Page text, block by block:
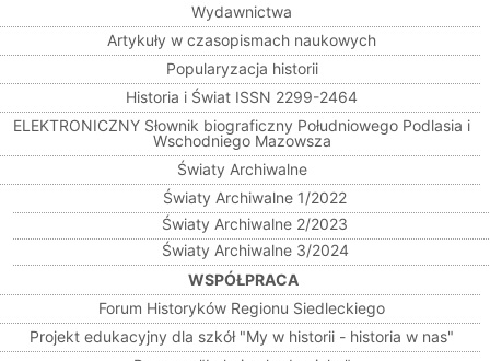
Wydawnictwa
Artykuły w czasopismach naukowych
Popularyzacja historii
Historia i Świat ISSN 2299-2464
ELEKTRONICZNY Słownik biograficzny Południowego Podlasia i
Wschodniego Mazowsza
Światy Archiwalne
Światy Archiwalne 1/2022
Światy Archiwalne 2/2023
Światy Archiwalne 3/2024
WSPÓŁPRACA
Forum Historyków Regionu Siedleckiego
Projekt edukacyjny dla szkół "My w historii - historia w nas"